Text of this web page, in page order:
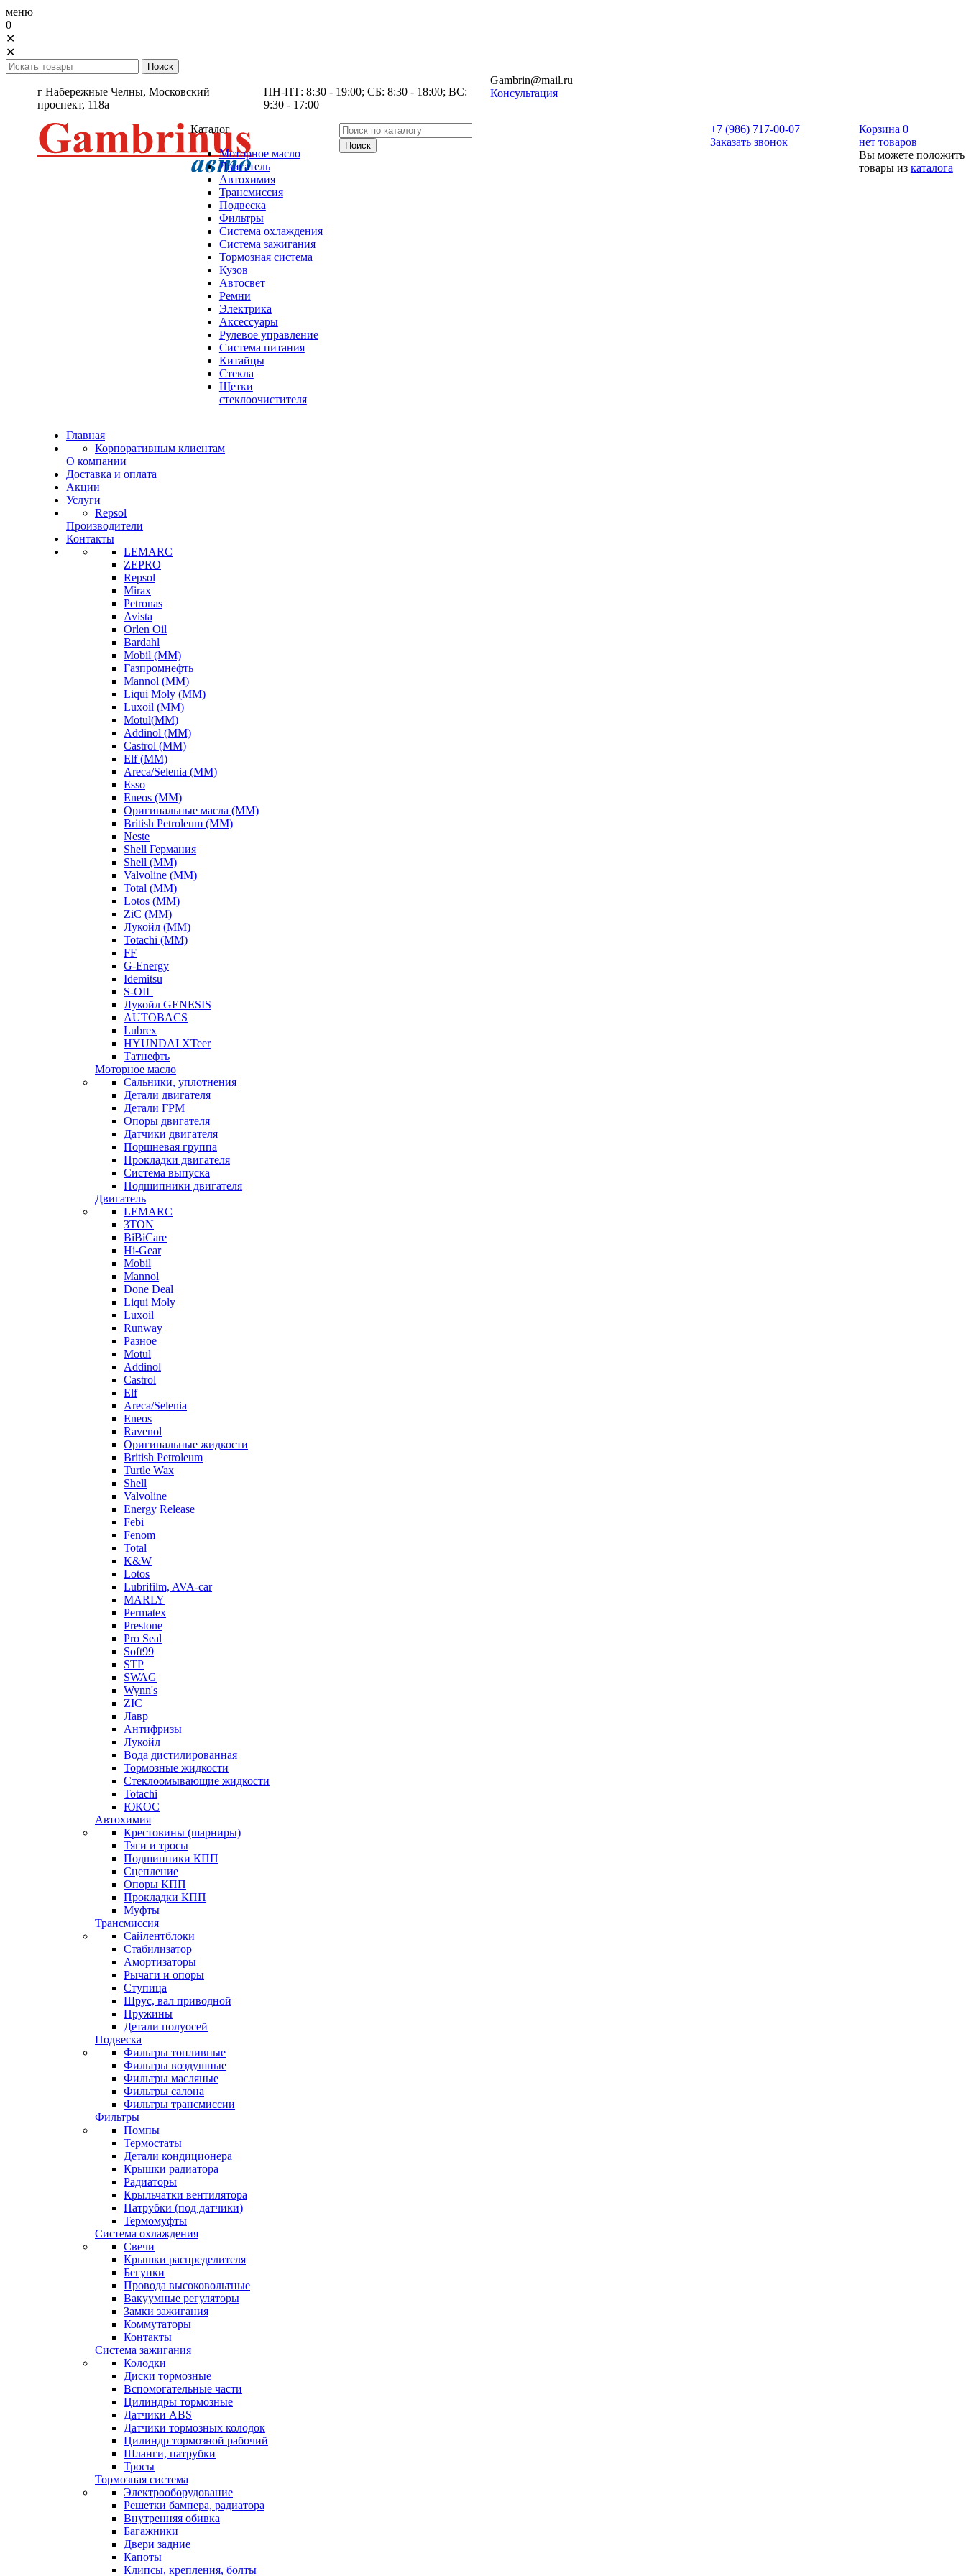
меню
0
✕
✕
г Набережные Челны, Московский
проспект, 118а
ПН-ПТ: 8:30 - 19:00; СБ: 8:30 - 18:00; ВС:
9:30 - 17:00
Gambrin@mail.ru
Консультация
Каталог
Моторное масло
Двигатель
Автохимия
Трансмиссия
Подвеска
Фильтры
Система охлаждения
Система зажигания
Тормозная система
Кузов
Автосвет
Ремни
Электрика
Аксессуары
Рулевое управление
Система питания
Китайцы
Стекла
Щетки
стеклоочистителя
+7 (986) 717-00-07
Заказать звонок
Корзина 0
нет товаров
Вы можете положить
товары из каталога
Главная
Корпоративным клиентам
О компании
Доставка и оплата
Акции
Услуги
Repsol
Производители
Контакты
LEMARC
ZEPRO
Repsol
Mirax
Petronas
Avista
Orlen Oil
Bardahl
Mobil (ММ)
Газпромнефть
Mannol (ММ)
Liqui Moly (ММ)
Luxoil (ММ)
Motul(ММ)
Addinol (ММ)
Castrol (ММ)
Elf (ММ)
Areca/Selenia (ММ)
Esso
Eneos (ММ)
Оригинальные масла (ММ)
British Petroleum (ММ)
Neste
Shell Германия
Shell (ММ)
Valvoline (ММ)
Total (ММ)
Lotos (ММ)
ZiC (ММ)
Лукойл (ММ)
Totachi (MM)
FF
G-Energy
Idemitsu
S-OIL
Лукойл GENESIS
AUTOBACS
Lubrex
HYUNDAI XTeer
Татнефть
Моторное масло
Сальники, уплотнения
Детали двигателя
Детали ГРМ
Опоры двигателя
Датчики двигателя
Поршневая группа
Прокладки двигателя
Система выпуска
Подшипники двигателя
Двигатель
LEMARC
3TON
BiBiCare
Hi-Gear
Mobil
Mannol
Done Deal
Liqui Moly
Luxoil
Runway
Разное
Motul
Addinol
Castrol
Elf
Areca/Selenia
Eneos
Ravenol
Оригинальные жидкости
British Petroleum
Turtle Wax
Shell
Valvoline
Energy Release
Febi
Fenom
Total
K&W
Lotos
Lubrifilm, AVA-car
MARLY
Permatex
Prestone
Pro Seal
Soft99
STP
SWAG
Wynn's
ZIC
Лавр
Антифризы
Лукойл
Вода дистилированная
Тормозные жидкости
Стеклоомывающие жидкости
Totachi
ЮКОС
Автохимия
Крестовины (шарниры)
Тяги и тросы
Подшипники КПП
Сцепление
Опоры КПП
Прокладки КПП
Муфты
Трансмиссия
Сайлентблоки
Стабилизатор
Амортизаторы
Рычаги и опоры
Ступица
Шрус, вал приводной
Пружины
Детали полуосей
Подвеска
Фильтры топливные
Фильтры воздушные
Фильтры масляные
Фильтры салона
Фильтры трансмиссии
Фильтры
Помпы
Термостаты
Детали кондиционера
Крышки радиатора
Радиаторы
Крыльчатки вентилятора
Патрубки (под датчики)
Термомуфты
Система охлаждения
Свечи
Крышки распределителя
Бегунки
Провода высоковольтные
Вакуумные регуляторы
Замки зажигания
Коммутаторы
Контакты
Система зажигания
Колодки
Диски тормозные
Вспомогательные части
Цилиндры тормозные
Датчики ABS
Датчики тормозных колодок
Цилиндр тормозной рабочий
Шланги, патрубки
Тросы
Тормозная система
Электрооборудование
Решетки бампера, радиатора
Внутренняя обивка
Багажники
Двери задние
Капоты
Клипсы, крепления, болты